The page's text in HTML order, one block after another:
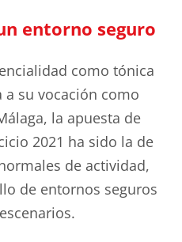
entorno seguro
como tónica
a su vocación como
la apuesta de
2021 ha sido la de
de actividad,
de entornos seguros